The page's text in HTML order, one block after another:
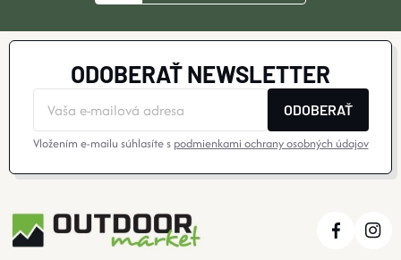
ODOBERAŤ NEWSLETTER
ODOBERAŤ
Vložením e-mailu súhlasíte s podmienkami ochrany osobných údajov